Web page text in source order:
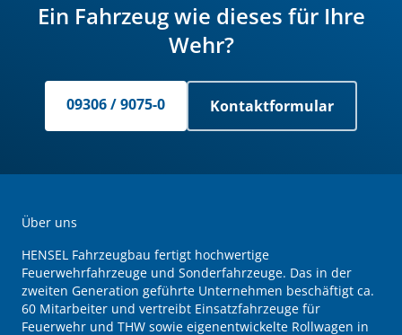
Ein Fahrzeug wie dieses für Ihre
Wehr?
09306 / 9075-0 Kontaktformular
Über uns
HENSEL Fahrzeugbau fertigt hochwertige
Feuerwehrfahrzeuge und Sonderfahrzeuge. Das in der
zweiten Generation geführte Unternehmen beschäftigt ca.
60 Mitarbeiter und vertreibt Einsatzfahrzeuge für
Feuerwehr und THW sowie eigenentwickelte Rollwagen in